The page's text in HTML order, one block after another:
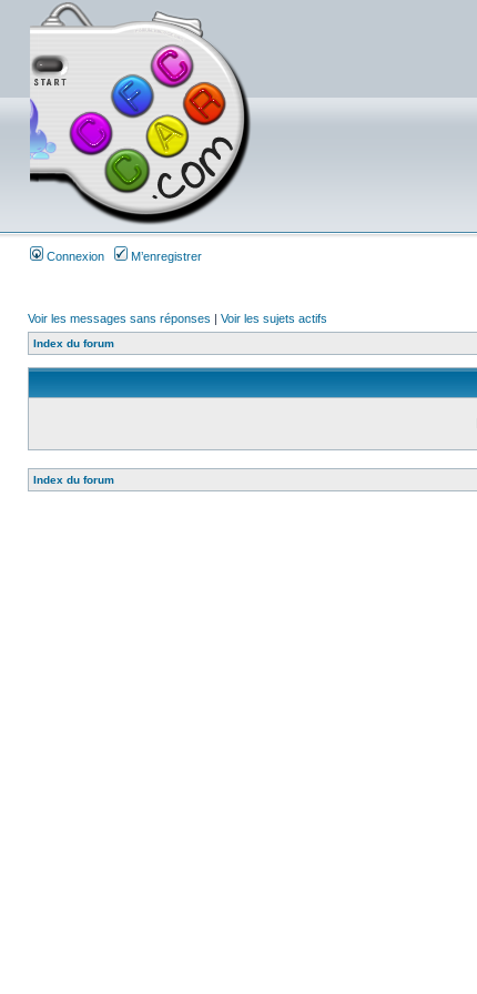
Connexion M’enregistrer
Voir les messages sans réponses | Voir les sujets actifs
Index du forum
Index du forum